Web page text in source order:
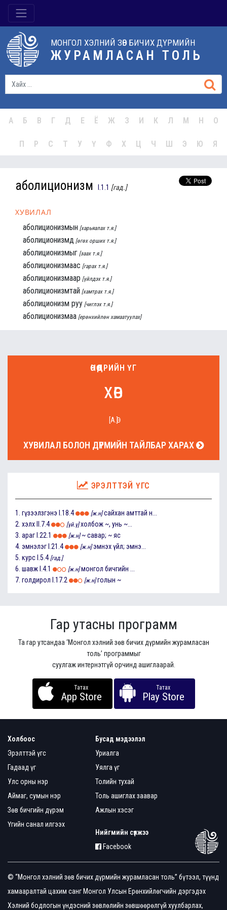
МОНГОЛ ХЭЛНИЙ ЗӨВ БИЧИХ ДҮРМИЙН
ЖУРАМЛАСАН ТОЛЬ
А Б В Г Д Е Ё Ж З И К Л М Н О
П Р С Т У Ү Ф Х Ц Ч Ш Э Ю Я
аболиционизм I.1.1 [гад.]
ХУВИЛАЛ
аболиционизмын [харьяалах т.я.]
аболиционизмд [өгөх орших т.я.]
аболиционизмыг [заах т.я.]
аболиционизмаас [гарах т.я.]
аболиционизмаар [үйлдэх т.я.]
аболиционизмтай [хамтрах т.я.]
аболиционизм руу [чиглэх т.я.]
аболиционизмаа [ерөнхийлөн хамаатуулах]
ӨНӨӨДРИЙН ҮГ
хөв
[А.Ө]
ХУВИЛАЛ БОЛОН ДҮРМИЙН ТАЙЛБАР ХАРАХ
ЭРЭЛТТЭЙ ҮГС
1. гүзээлзгэнэ I.18.4 [ж.н] сайхан амттай н...
2. хэлх II.7.4 [үй.ү] холбож ~, унь ~...
3. араг I.22.1 [ж.н] ~ савар; ~ яс
4. эмнэлэг I.21.4 [ж.н] эмнэх үйл; эмнэ...
5. курс I.5.4 [гад.]
6. шавж I.4.1 [ж.н] монгол бичгийн ...
7. голдирол I.17.2 [ж.н] голын ~
Гар утасны программ
Та гар утсандаа ‘Монгол хэлний зөв бичих дүрмийн журамласан
толь’ программыг
суулгаж интернэтгүй орчинд ашиглаарай.
Татах
App Store
Татах
Play Store
Холбоос
Эрэлттэй үгс
Гадаад үг
Улс орны нэр
Аймаг, сумын нэр
Зөв бичгийн дүрэм
Үгийн санал илгээх
Бусад мэдээлэл
Уриалга
Уялга үг
Толийн тухай
Толь ашиглах заавар
Ажлын хэсэг
Нийгмийн сүлжээ
Facebook
© “Монгол хэлний зөв бичих дүрмийн журамласан толь” бүтээл, түүнд
хамааралтай цахим санг Монгол Улсын Ерөнхийлөгчийн дэргэдэх
Хэлний бодлогын үндэсний зөвлөлийн зөвшөөрөлгүй хуулбарлах,